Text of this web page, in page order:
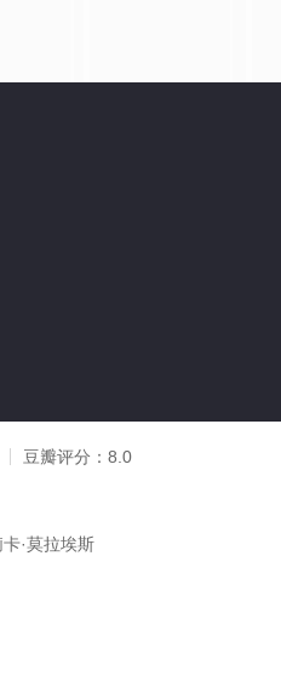
豆瓣评分： 8.0
·莫拉埃斯